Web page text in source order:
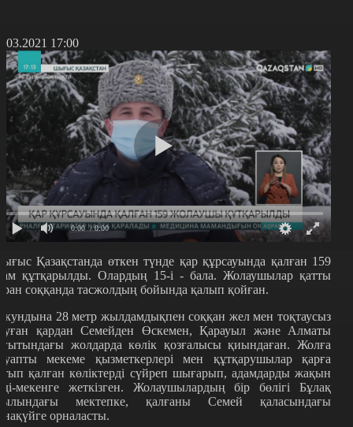
17:00
0:00 / 0:00
Қазақстанда өткен түнде қар құрсауында қалған 159
құтқарылды. Олардың 15-і - бала. Жолаушылар қатты
соққанда тасжолдың бойында қалып қойған.
28 метр жылдамдықпен соққан жел мен тоқтаусыз
қардан Семейден Өскемен, Қарауыл және Алматы
жолдарда көлік қозғалысы қиындаған. Жолға
мекеме қызметкерлері мен құтқарушылар қарға
қалған көліктерді сүйреп шығарып, адамдарды жақын
мекенге жеткізген. Жолаушылардың бір бөлігі Бұлақ
мектепке, қалғаны Семей қаласындағы
орналасты.